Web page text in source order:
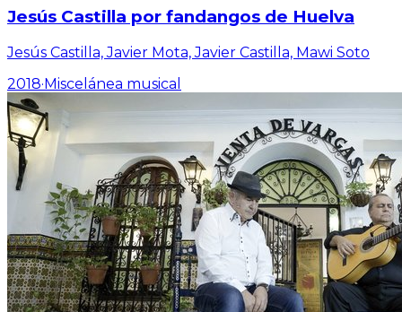
Jesús Castilla por fandangos de Huelva
Jesús Castilla, Javier Mota, Javier Castilla, Mawi Soto
2018·Miscelánea musical